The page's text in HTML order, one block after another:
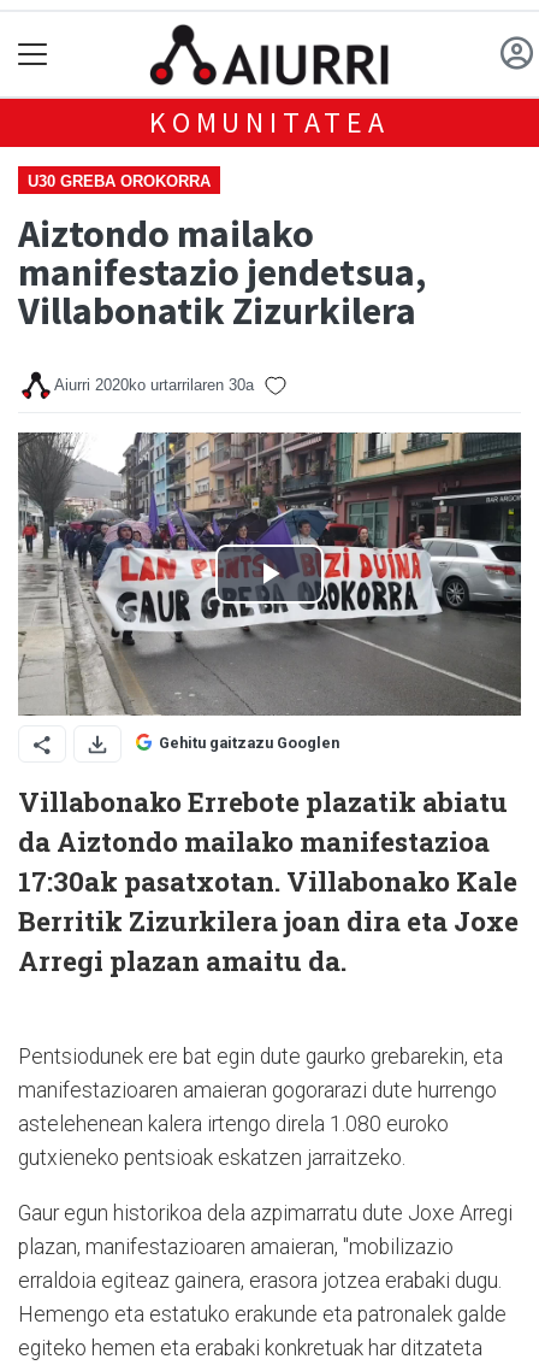
KOMUNITATEA
U30 GREBA OROKORRA
Aiztondo mailako
manifestazio jendetsua,
Villabonatik Zizurkilera
Aiurri 2020ko urtarrilaren 30a
Gehitu gaitzazu Googlen
Villabonako Errebote plazatik abiatu
da Aiztondo mailako manifestazioa
17:30ak pasatxotan. Villabonako Kale
Berritik Zizurkilera joan dira eta Joxe
Arregi plazan amaitu da.
Pentsiodunek ere bat egin dute gaurko grebarekin, eta
manifestazioaren amaieran gogorarazi dute hurrengo
astelehenean kalera irtengo direla 1.080 euroko
gutxieneko pentsioak eskatzen jarraitzeko.
Gaur egun historikoa dela azpimarratu dute Joxe Arregi
plazan, manifestazioaren amaieran, "mobilizazio
erraldoia egiteaz gainera, erasora jotzea erabaki dugu.
Hemengo eta estatuko erakunde eta patronalek galde
egiteko hemen eta erabaki konkretuak har ditzateta